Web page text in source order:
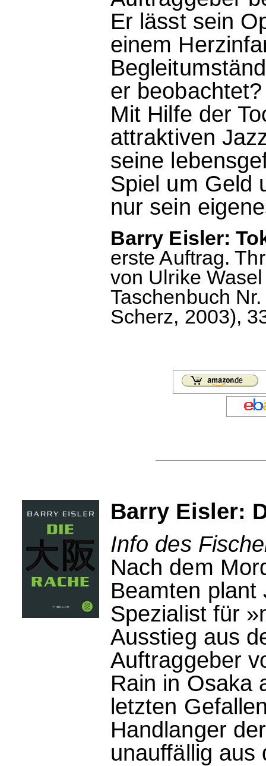
Er lässt sein
einem
er
Mit Hilfe der
attraktiven
seine
Spiel um Geld
nur sein
Barry Eisler:
erste Auftrag.
von Ulrike
Taschenbuch
Scherz, 2003),
Barry Eisler:
Info des
Nach dem
Beamten plant
Spezialist für
Ausstieg aus
Auftraggeber
Rain in Osaka
letzten
Handlanger
unauffällig aus